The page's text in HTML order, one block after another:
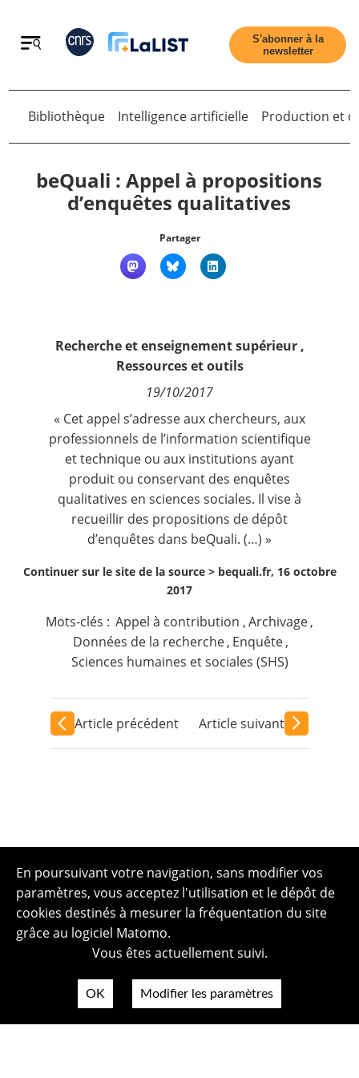
Retour
Nous suivre
S'abonner à la
newsletter
Bibliothèque Intelligence artificielle Production et
beQuali : Appel à propositions
d’enquêtes qualitatives
Partager
Recherche et enseignement supérieur,
Ressources et outils
19/10/2017
« Cet appel s’adresse aux chercheurs, aux
professionnels de l’information scientifique
et technique ou aux institutions ayant
produit ou conservant des enquêtes
qualitatives en sciences sociales. Il vise à
recueillir des propositions de dépôt
d’enquêtes dans beQuali. (…) »
Continuer sur le site de la source > bequali.fr, 16 octobre
2017
Mots-clés : Appel à contribution ,Archivage,
Données de la recherche, Enquête,
Sciences humaines et sociales (SHS)
Article précédent Article suivant
En poursuivant votre navigation, sans modifier vos
paramètres, vous acceptez l'utilisation et le dépôt de
cookies destinés à mesurer la fréquentation du site
grâce au logiciel Matomo.
Vous êtes actuellement suivi.
OK Modifier les paramètres